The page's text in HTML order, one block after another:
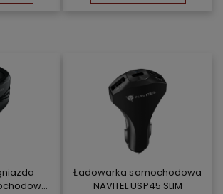
Ładowarka samochodowa
NAVITEL USP45 SLIM